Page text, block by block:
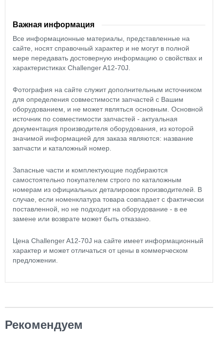
Важная информация
Все информационные материалы, представленные на
сайте, носят справочный характер и не могут в полной
мере передавать достоверную информацию о свойствах и
характеристиках Challenger A12-70J.
Фотография на сайте служит дополнительным источником
для определения совместимости запчастей с Вашим
оборудованием, и не может являться основным. Основной
источник по совместимости запчастей - актуальная
документация производителя оборудования, из которой
значимой информацией для заказа являются: название
запчасти и каталожный номер.
Запасные части и комплектующие подбираются
самостоятельно покупателем строго по каталожным
номерам из официальных деталировок производителей. В
случае, если номенклатура товара совпадает с фактически
поставленной, но не подходит на оборудование - в ее
замене или возврате может быть отказано.
Цена Challenger A12-70J на сайте имеет информационный
характер и может отличаться от цены в коммерческом
предложении.
Рекомендуем